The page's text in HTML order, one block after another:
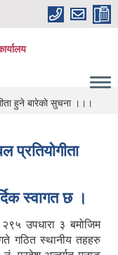
हुने बारेकाे सुचना ।।।
प्रतियाेगीता
स्वागत छ ।
२९५ उपधारा ३ बमोजिम
गठित स्थानीय तहहरु